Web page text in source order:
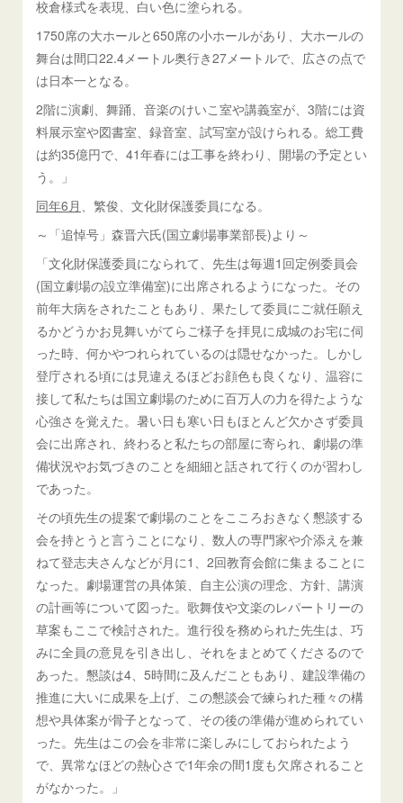
校倉様式を表現、白い色に塗られる。
1750席の大ホールと650席の小ホールがあり、大ホールの
舞台は間口22.4メートル奥行き27メートルで、広さの点で
は日本一となる。
2階に演劇、舞踊、音楽のけいこ室や講義室が、3階には資
料展示室や図書室、録音室、試写室が設けられる。総工費
は約35億円で、41年春には工事を終わり、開場の予定とい
う。」
同年6月
、繁俊、文化財保護委員になる。
～「追悼号」森晋六氏(国立劇場事業部長)より～
「文化財保護委員になられて、先生は毎週1回定例委員会
(国立劇場の設立準備室)に出席されるようになった。その
前年大病をされたこともあり、果たして委員にご就任願え
るかどうかお見舞いがてらご様子を拝見に成城のお宅に伺
った時、何かやつれられているのは隠せなかった。しかし
登庁される頃には見違えるほどお顔色も良くなり、温容に
接して私たちは国立劇場のために百万人の力を得たような
心強さを覚えた。暑い日も寒い日もほとんど欠かさず委員
会に出席され、終わると私たちの部屋に寄られ、劇場の準
備状況やお気づきのことを細細と話されて行くのが習わし
であった。
その頃先生の提案で劇場のことをこころおきなく懇談する
会を持とうと言うことになり、数人の専門家や介添えを兼
ねて登志夫さんなどが月に1、2回教育会館に集まることに
なった。劇場運営の具体策、自主公演の理念、方針、講演
の計画等について図った。歌舞伎や文楽のレパートリーの
草案もここで検討された。進行役を務められた先生は、巧
みに全員の意見を引き出し、それをまとめてくださるので
あった。懇談は4、5時間に及んだこともあり、建設準備の
推進に大いに成果を上げ、この懇談会で練られた種々の構
想や具体案が骨子となって、その後の準備が進められてい
った。先生はこの会を非常に楽しみにしておられたよう
で、異常なほどの熱心さで1年余の間1度も欠席されること
がなかった。」